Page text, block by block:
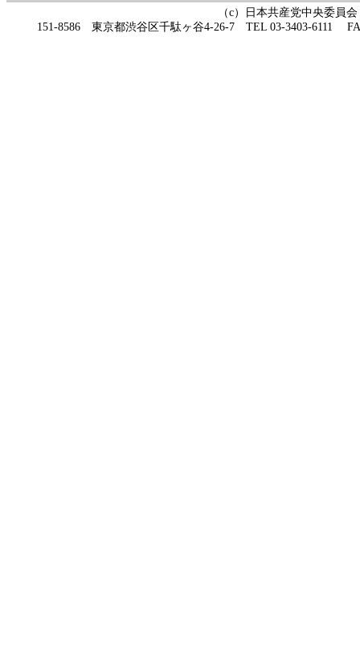
（c）日本共産党中央委員会
151-8586 東京都渋谷区千駄ヶ谷4-26-7 TEL 03-3403-6111